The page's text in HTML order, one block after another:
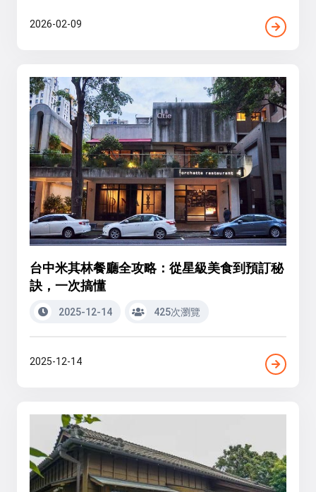
2026-02-09
台中米其林餐廳全攻略：從星級美食到預訂秘
訣，一次搞懂
2025-12-14 425次瀏覽
2025-12-14